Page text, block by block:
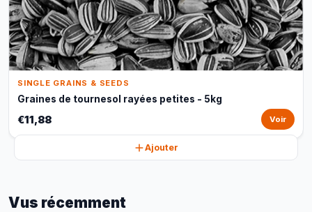
SINGLE GRAINS & SEEDS
Graines de tournesol rayées petites - 5kg
€11,88 Voir
Ajouter
Vus récemment